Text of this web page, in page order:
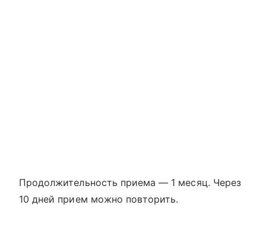
Продолжительность приема — 1 месяц. Через
10 дней прием можно повторить.